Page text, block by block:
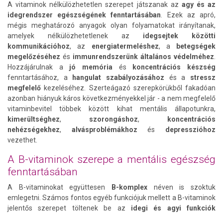
A vitaminok nélkülözhetetlen szerepet játszanak az agy és az
idegrendszer egészségének fenntartásában . Ezek az apró,
mégis meghatározó anyagok olyan folyamatokat irányítanak,
amelyek nélkülözhetetlenek az idegsejtek közötti
kommunikációhoz, az energiatermeléshez, a
betegségek
megelőzéséhez és immunrendszerünk általános védelméhez
Hozzájárulnak a jó memória és koncentrációs készség
fenntartásához, a
hangulat szabályozásához és a stressz
megfelelő kezeléséhez. Szerteágazó szerepkörükből fakadóan
azonban hiányuk káros következményekkel jár - a nem megfelelő
vitaminbevitel többek között kihat mentális állapotunkra,
kimerültséghez, szorongáshoz,
koncentrációs
nehézségekhez, alvásproblémákhozés depresszióhoz
vezethet.
A B-vitaminok szerepe a mentális egészség
fenntartásában
A B-vitaminokat együttesen B-komplex néven is szoktuk
emlegetni. Számos fontos egyéb funkciójuk mellett a B-vitaminok
jelentős szerepet töltenek be az idegi és agyi funkciók